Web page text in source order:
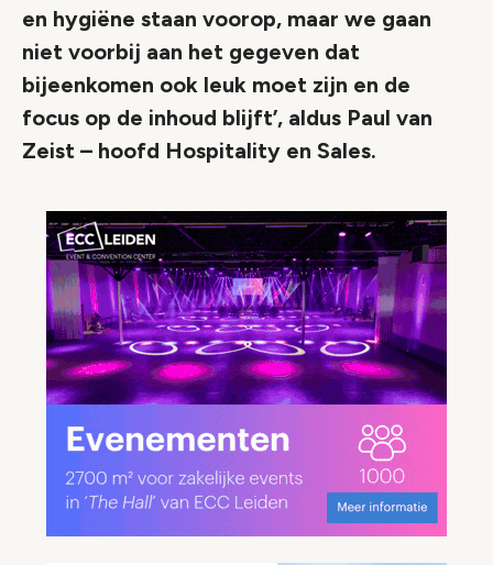
en hygiëne staan voorop, maar we gaan
niet voorbij aan het gegeven dat
bijeenkomen ook leuk moet zijn en de
focus op de inhoud blijft’, aldus Paul van
Zeist – hoofd Hospitality en Sales.